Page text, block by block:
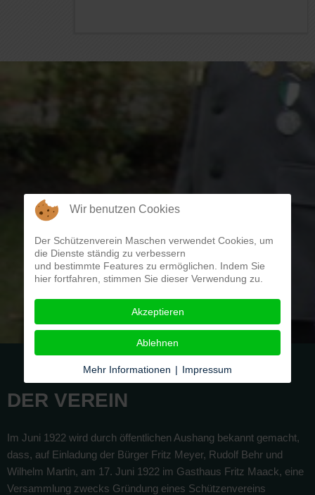
DER VEREIN
Im Juni 1922 wird durch öffentlichen Aushang bekannt gemacht,
dass, auf Einladung der Bürger Fritz Meyer, Rudolf Behr und
Wilhelm Martin, am 17. Juni 1922 im Gasthaus Fritz Maack, eine
Versammlung zwecks Gründung eines Schützenvereins
Wir benutzen Cookies
Der Schützenverein Maschen verwendet Cookies, um
die Dienste ständig zu verbessern
und bestimmte Features zu ermöglichen. Indem Sie
hier fortfahren, stimmen Sie dieser Verwendung zu.
Akzeptieren
Ablehnen
Mehr Informationen | Impressum